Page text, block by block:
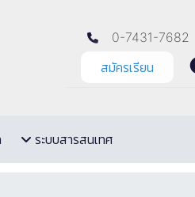
0-7431-7682
สมัครเรียน
ระบบสารสนเทศ